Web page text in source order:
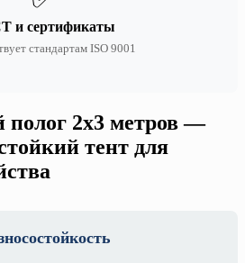
и сертификаты
стандартам ISO 9001
полог 2х3 метров —
тент для